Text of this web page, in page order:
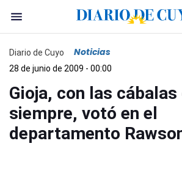
Diario de Cuyo Noticias
28 de junio de 2009 - 00:00
Gioja, con las cábalas
siempre, votó en el
departamento